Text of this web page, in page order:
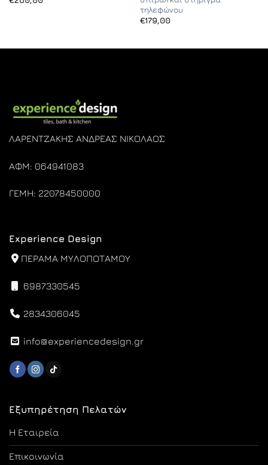
τηλεφώνου
€179,00
ΛΑΡΕΝΤΖΑΚΗΣ ΑΝΔΡΕΑΣ ΝΙΚΟΛΑΟΣ
ΑΦΜ: 064941083
ΓΕΜΗ: 22078450000
Εξυπηρέτηση Πελατών
Η Εταιρεία
Επικοινωνία
Experience Design
ΠΕΡΑΜΑ ΜΥΛΟΠΟΤΑΜΟΥ
6987330545
2834306045
info@experiencedesign.gr